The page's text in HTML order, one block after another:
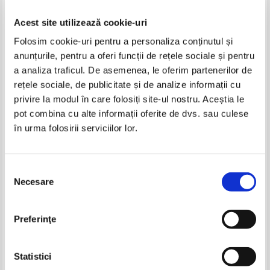
Acest site utilizează cookie-uri
Folosim cookie-uri pentru a personaliza conținutul și
anunțurile, pentru a oferi funcții de rețele sociale și pentru
a analiza traficul. De asemenea, le oferim partenerilor de
rețele sociale, de publicitate și de analize informații cu
privire la modul în care folosiți site-ul nostru. Aceștia le
pot combina cu alte informații oferite de dvs. sau culese
în urma folosirii serviciilor lor.
consimțământului
Necesare
Preferinţe
Statistici
Micaela Slavescu - Contes de la
1871
IN STOC
Adaugă în coș
Micaela Slavescu - Limba
Adaugă în coș